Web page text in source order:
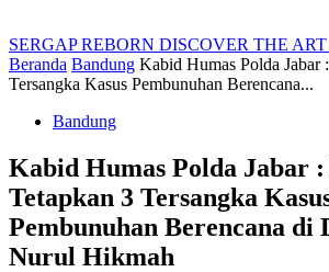
SERGAP REBORN DISCOVER THE
Beranda Bandung Kabid Humas Polda Jabar
Tersangka Kasus Pembunuhan Berencana...
Bandung
Kabid Humas Polda Jabar
Tetapkan 3 Tersangka
Pembunuhan Berencana di
Nurul Hikmah